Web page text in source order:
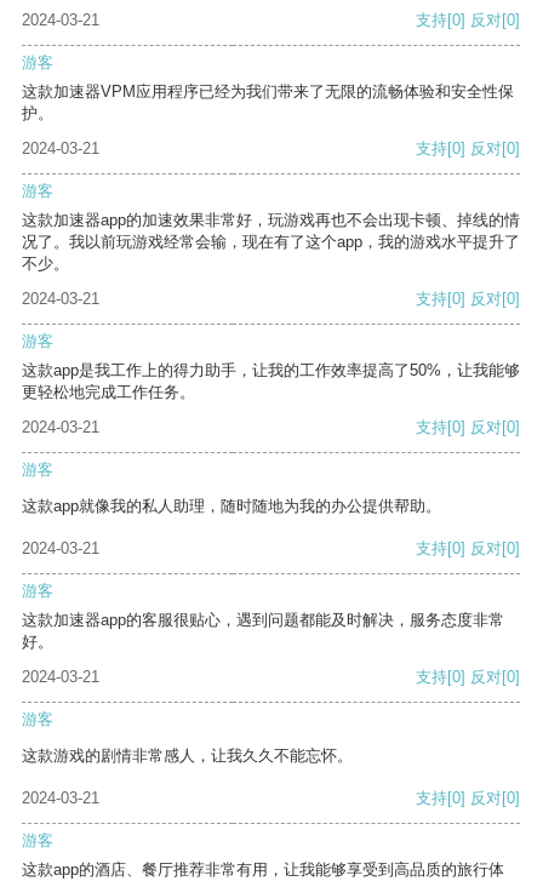
2024-03-21 支持[0] 反对[0]
游客
这款加速器VPM应用程序已经为我们带来了无限的流畅体验和安全性保
护。
2024-03-21
支持[0] 反对[0]
游客
这款加速器app的加速效果非常好，玩游戏再也不会出现卡顿、掉线的情
况了。我以前玩游戏经常会输，现在有了这个app，我的游戏水平提升了
不少。
2024-03-21
支持[0] 反对[0]
游客
这款app是我工作上的得力助手，让我的工作效率提高了50%，让我能够
更轻松地完成工作任务。
2024-03-21
支持[0] 反对[0]
游客
这款app就像我的私人助理，随时随地为我的办公提供帮助。
2024-03-21 支持[0] 反对[0]
游客
这款加速器app的客服很贴心，遇到问题都能及时解决，服务态度非常
好。
2024-03-21
支持[0] 反对[0]
游客
这款游戏的剧情非常感人，让我久久不能忘怀。
2024-03-21 支持[0] 反对[0]
游客
这款app的酒店、餐厅推荐非常有用，让我能够享受到高品质的旅行体